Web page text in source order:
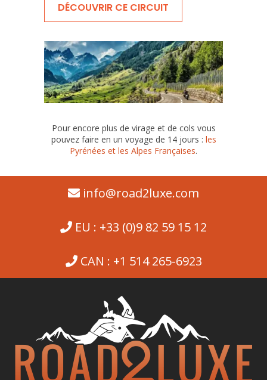
DÉCOUVRIR CE CIRCUIT
Pour encore plus de virage et de cols vous
pouvez faire en un voyage de 14 jours : les
Pyrénées et les Alpes Françaises.
info@road2luxe.com
EU : +33 (0)9 82 59 15 12
CAN : +1 514 265-6923